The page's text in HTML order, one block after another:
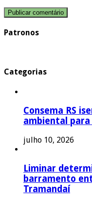
Patronos
Categorias
Consema RS
ambiental
julho 10, 2026
Liminar
barramento
Tramandaí